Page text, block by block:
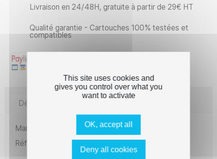
Livraison en 24/48H, gratuite à partir de 29€ HT
Qualité garantie - Cartouches 100% testées et
compatibles
Détails du produit
Marque
The Premium Solution
Référence
This site uses cookies and
gives you control over what you
want to activate
OK, accept all
Deny all cookies